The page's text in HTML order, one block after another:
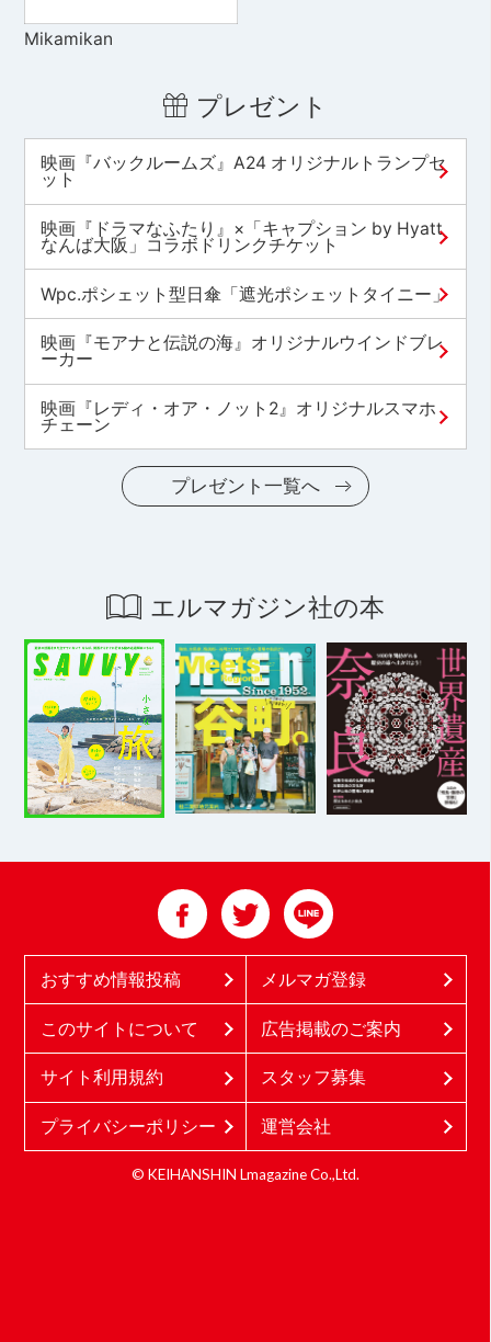
Mikamikan
プレゼント
映画『バックルームズ』A24 オリジナルトランプセ
ット
映画『ドラマなふたり』×「キャプション by Hyatt
なんば大阪」コラボドリンクチケット
Wpc.ポシェット型日傘「遮光ポシェットタイニー」
映画『モアナと伝説の海』オリジナルウインドブレ
ーカー
映画『レディ・オア・ノット2』オリジナルスマホ
チェーン
プレゼント一覧へ
エルマガジン社の本
おすすめ情報投稿 メルマガ登録
このサイトについて 広告掲載のご案内
サイト利用規約 スタッフ募集
プライバシーポリシー 運営会社
© KEIHANSHIN Lmagazine Co.,Ltd.